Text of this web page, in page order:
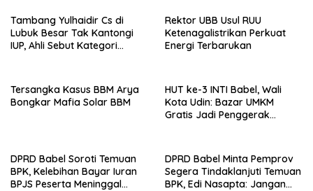
Tambang Yulhaidir Cs di
Lubuk Besar Tak Kantongi
IUP, Ahli Sebut Kategori
Rektor UBB Usul RUU
Ketenagalistrikan Perkuat
Energi Terbarukan
Tersangka Kasus BBM Arya
Bongkar Mafia Solar BBM
HUT ke-3 INTI Babel, Wali
Kota Udin: Bazar UMKM
Gratis Jadi Penggerak
DPRD Babel Soroti Temuan
BPK, Kelebihan Bayar Iuran
BPJS Peserta Meninggal
DPRD Babel Minta Pemprov
Segera Tindaklanjuti Temuan
BPK, Edi Nasapta: Jangan